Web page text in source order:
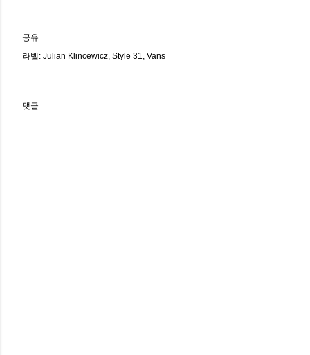
공유
라벨: Julian Klincewicz Style 31 Vans
댓글